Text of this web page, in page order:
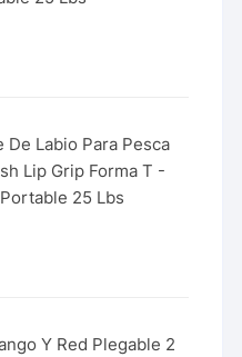
De Labio Para Pesca
Lip Grip Forma T -
25 Lbs
Y Red Plegable 2